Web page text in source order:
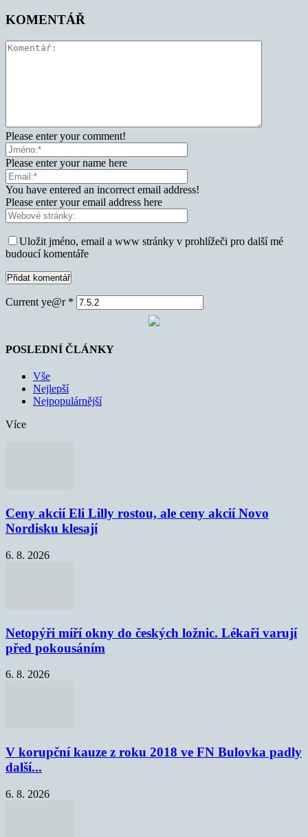
KOMENTÁŘ
Please enter your comment!
Please enter your name here
You have entered an incorrect email address!
Please enter your email address here
Uložit jméno, email a www stránky v prohlížeči pro další mé
budoucí komentáře
Current ye@r *
POSLEDNÍ ČLÁNKY
Vše
Nejlepší
Nejpopulárnější
Více
Ceny akcií Eli Lilly rostou, ale ceny akcií Novo
Nordisku klesají
6. 8. 2026
Netopýři míří okny do českých ložnic. Lékaři varují
před pokousáním
6. 8. 2026
V korupční kauze z roku 2018 ve FN Bulovka padly
další...
6. 8. 2026